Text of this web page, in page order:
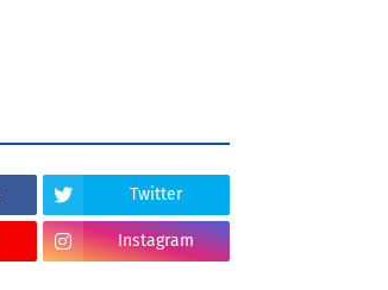
Twitter
Instagram